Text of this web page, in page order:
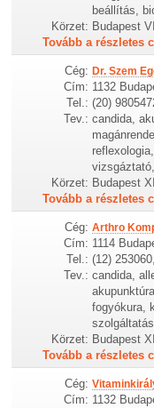
beállítás,
Körzet: Budapest
Tovább a részletes
Cég: Dr. Szem
Cím: 1132
Tel.: (20)
Tev.: candida,
Körzet: Budapest
Tovább a részletes
Cég: Arthro
Cím: 1114
Tel.: (12)
Tev.: candida,
fogyókura,
Körzet: Budapest
Tovább a részletes
Cég:
Cím: 1132